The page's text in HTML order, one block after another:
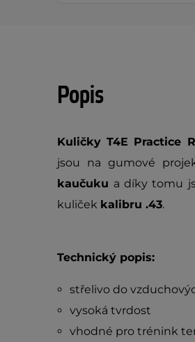
Popis
Kuličky T4E Practice
jsou na gumové
kaučuku a díky tomu
kuliček kalibru .43.
Technický popis:
střelivo do
vysoká tvrdost
vhodné pro trénink